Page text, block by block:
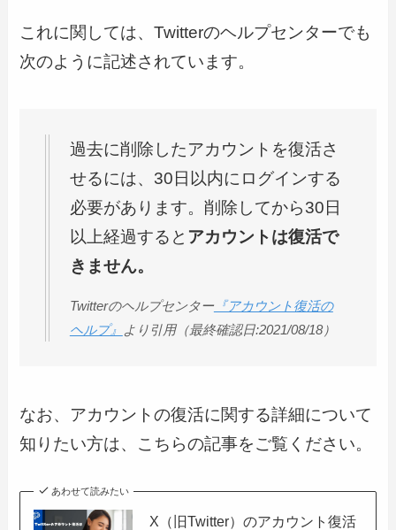
これに関しては、Twitterのヘルプセンターでも
次のように記述されています。
過去に削除したアカウントを復活さ
せるには、30日以内にログインする
必要があります。削除してから30日
以上経過すると アカウントは復活で
きません。
Twitterのヘルプセンター『アカウント復活の
ヘルプ』 より引用（最終確認日:2021/08/18）
なお、アカウントの復活に関する詳細について
知りたい方は、こちらの記事をご覧ください。
あわせて読みたい
X（旧Twitter）のアカウント復活